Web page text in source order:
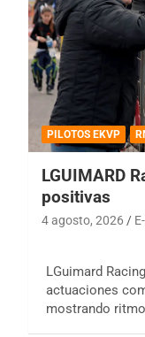
PILOTOS EKVP
LGUIMARD
positivas
4 agosto, 2026
LGuimard
actuaciones
mostrando